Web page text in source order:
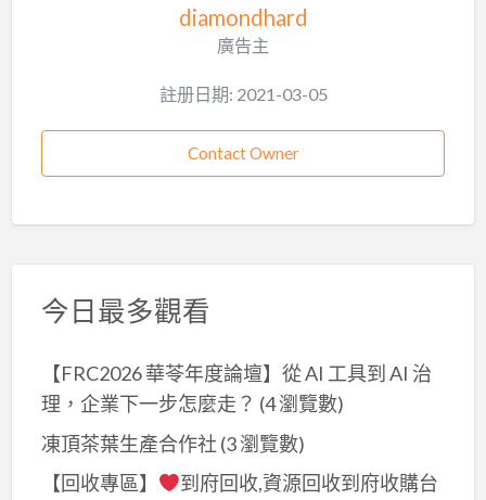
diamondhard
廣告主
註册日期: 2021-03-05
Contact Owner
今日最多觀看
【FRC2026 華苓年度論壇】從 AI 工具到 AI 治
理，企業下一步怎麼走？ (4 瀏覽數)
凍頂茶葉生產合作社 (3 瀏覽數)
【回收專區】
到府回收,資源回收到府收購台